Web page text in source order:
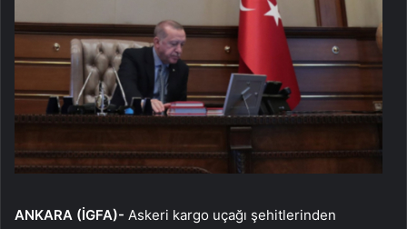
ANKARA (İGFA)- Askeri kargo uçağı şehitlerinden